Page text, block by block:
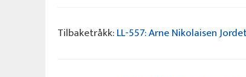
Tilbaketråkk:LL-557: Arne Nikolaisen